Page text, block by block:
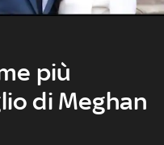
più
di Meghan